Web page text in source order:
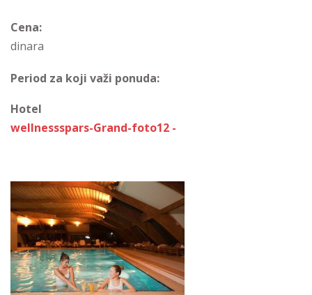
Cena:
dinara
Period za koji važi ponuda:
Hotel
wellnessspars-Grand-foto12 -